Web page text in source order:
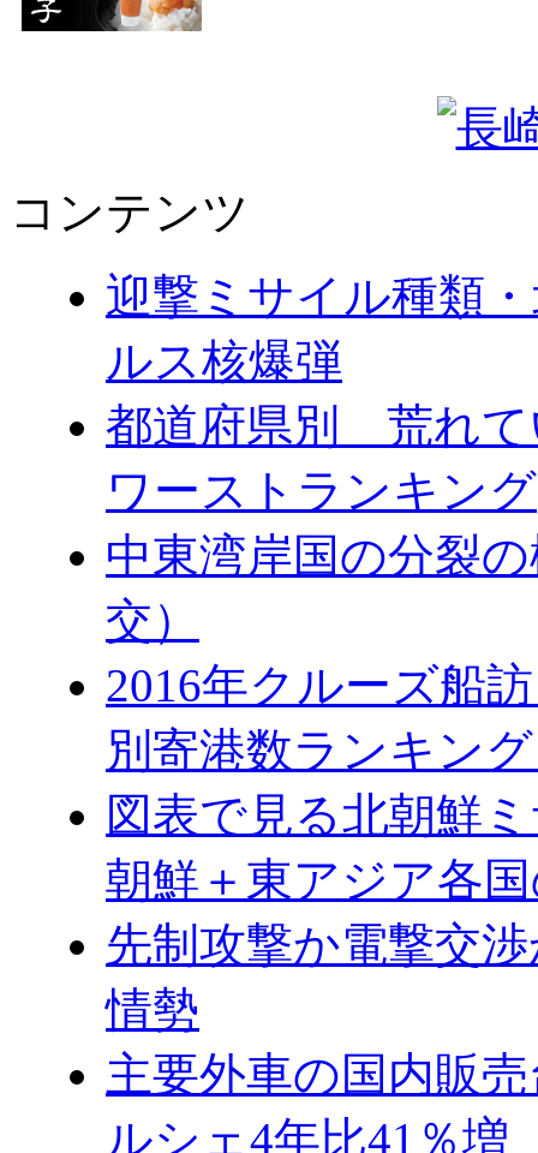
コンテンツ
迎撃ミサイル種類
ルス核爆弾
都道府県別 荒れて
ワーストランキング
中東湾岸国の分裂
交）
2016年クルーズ船
別寄港数ランキン
図表で見る北朝鮮
朝鮮＋東アジア各
先制攻撃か電撃交
情勢
主要外車の国内販
ルシェ4年比41％増